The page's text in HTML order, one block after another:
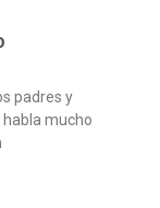
padres y
mucho